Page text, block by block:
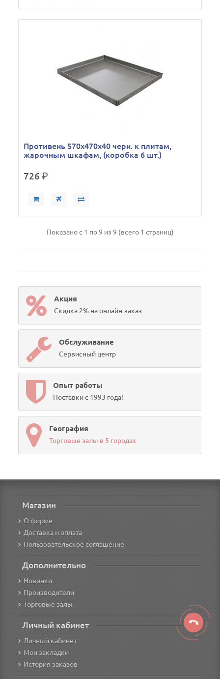
Противень 570х470х40 черн. к плитам,
жарочным шкафам, (коробка 6 шт.)
726р.
Показано с 1 по 9 из 9 (всего 1 страниц)
Акция
Скидка 2% на онлайн-заказ
Обслуживание
Сервисный центр
Опыт работы
Поставки с 1993 года!
География
Торговые залы в 5 городах
Магазин
О фирме
Доставка и оплата
Пользовательское соглашение
Дополнительно
Новинки
Производители
Торговые залы
Личный кабинет
Личный кабинет
Мои закладки
История заказов